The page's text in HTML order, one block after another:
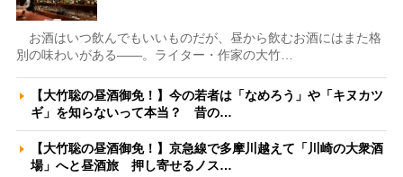
お酒はいつ飲んでもいいものだが、昼から飲むお酒にはまた格
別の味わいがある――。ライター・作家の大竹…
【大竹聡の昼酒御免！】今の若者は「なめろう」や「キヌカツ
ギ」を知らないって本当？ 昔の…
【大竹聡の昼酒御免！】京急線で多摩川越えて「川崎の大衆酒
場」へと昼酒旅 押し寄せるノス…